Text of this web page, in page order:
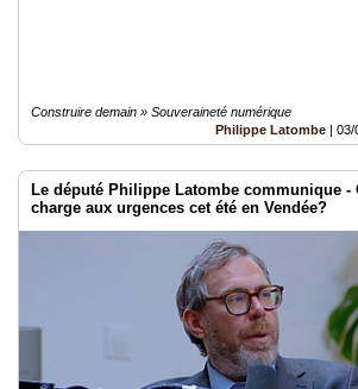
Construire demain » Souveraineté numérique
Philippe Latombe | 03/
Le député Philippe Latombe communique -
charge aux urgences cet été en Vendée?